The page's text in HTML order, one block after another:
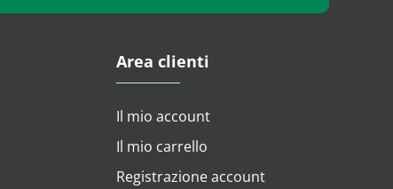
Area clienti
Il mio account
Il mio carrello
Registrazione account